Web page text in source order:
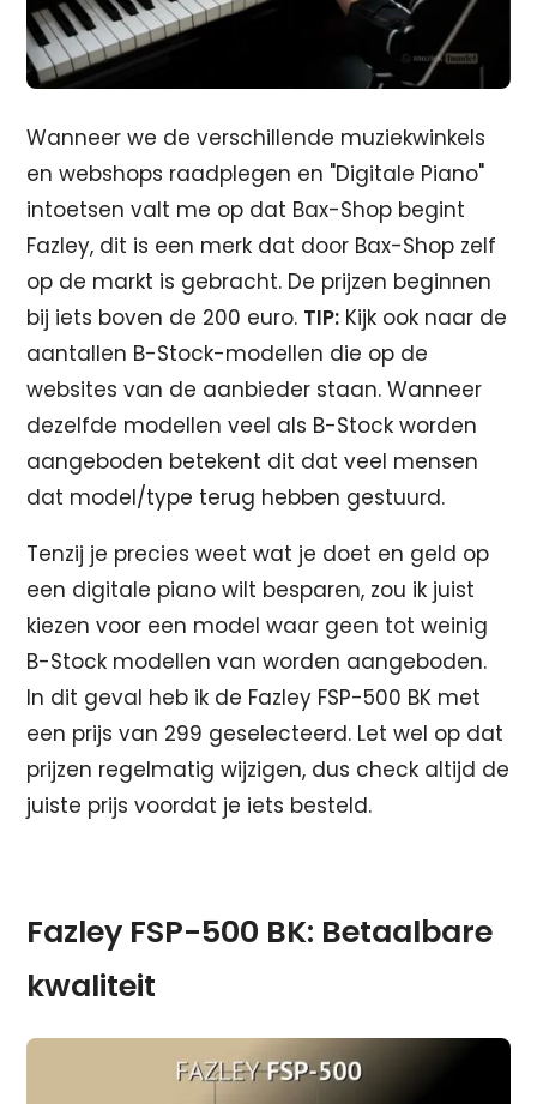
Wanneer we de verschillende muziekwinkels
en webshops raadplegen en "Digitale Piano"
intoetsen valt me op dat Bax-Shop begint
Fazley, dit is een merk dat door Bax-Shop zelf
op de markt is gebracht. De prijzen beginnen
bij iets boven de 200 euro. TIP: Kijk ook naar de
aantallen B-Stock-modellen die op de
websites van de aanbieder staan. Wanneer
dezelfde modellen veel als B-Stock worden
aangeboden betekent dit dat veel mensen
dat model/type terug hebben gestuurd.
Tenzij je precies weet wat je doet en geld op
een digitale piano wilt besparen, zou ik juist
kiezen voor een model waar geen tot weinig
B-Stock modellen van worden aangeboden.
In dit geval heb ik de Fazley FSP-500 BK met
een prijs van 299 geselecteerd. Let wel op dat
prijzen regelmatig wijzigen, dus check altijd de
juiste prijs voordat je iets besteld.
Fazley FSP-500 BK: Betaalbare
kwaliteit